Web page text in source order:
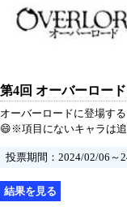
第4回 オーバーロー
オーバーロードに登場す
😄※項目にないキャラは
投票期間：2024/02/06～